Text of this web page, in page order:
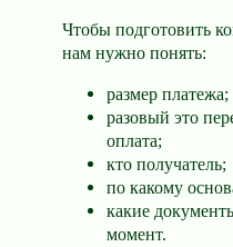
Чтобы подготовить
нам нужно понять:
размер платежа;
разовый это
оплата;
кто получатель;
по какому
какие
момент.